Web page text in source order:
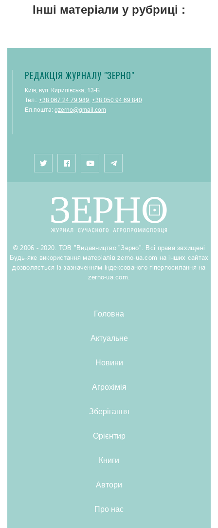
Інші матеріали у рубриці :
РЕДАКЦІЯ ЖУРНАЛУ "ЗЕРНО"
Київ, вул. Кирилівська, 13-Б
Тел.: +38 067 24 79 989, +38 050 94 69 840
Ел.пошта: gzerno@gmail.com
© 2006 - 2020. ТОВ "Видавництво "Зерно". Всі права захищені
Будь-яке використання матеріалів zerno-ua.com на інших сайтах
дозволяється із зазначенням індексованого гіперпосилання на
zerno-ua.com.
Головна
Актуальне
Новини
Агрохімія
Зберігання
Орієнтир
Книги
Автори
Про нас